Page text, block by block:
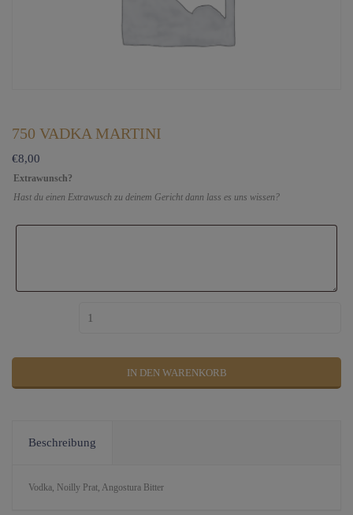
750 VADKA MARTINI
€8,00
Extrawunsch?
Hast du einen Extrawusch zu deinem Gericht dann lass es uns wissen?
750 Vadka Martini Menge
IN DEN WARENKORB
Beschreibung
Vodka, Noilly Prat, Angostura Bitter